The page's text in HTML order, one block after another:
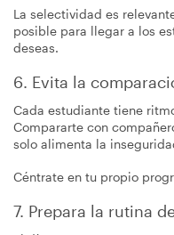
La selectividad es
posible para llegar a los
deseas.
6. Evita la
Cada estudiante tiene
Compararte con
solo alimenta la
Céntrate en tu propio
7. Prepara la rutina